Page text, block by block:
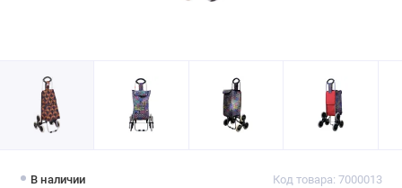
В наличии Код товара: 7000013